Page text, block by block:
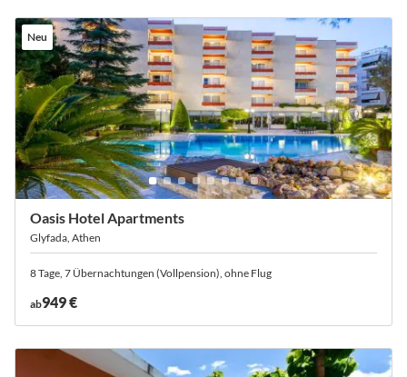
Neu
Oasis Hotel Apartments
Glyfada, Athen
8 Tage, 7 Übernachtungen (Vollpension), ohne Flug
ab949 €